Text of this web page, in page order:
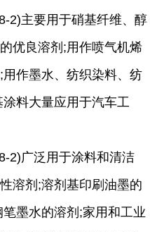
2)主要用于硝基纤维、醇
优良溶剂 ;用作喷气机烯
;用作墨水、纺织染料、纺
料大量应用于汽车工
2)广泛用于涂料和清洁
溶剂 ;溶剂基印刷油墨的
笔墨水的溶剂 ;家用和工业